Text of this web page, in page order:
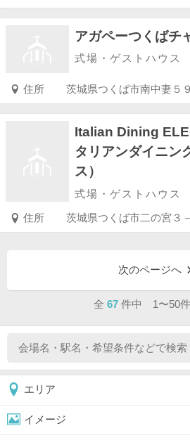
アガペーつくばチ
式場・ゲストハウス
住所 茨城県つくば市南中妻５
Italian Dining
タリアンダイニン
ス）
式場・ゲストハウス
住所 茨城県つくば市二の宮３
次のページへ
全 67 件中 1〜50
エリア
イメージ